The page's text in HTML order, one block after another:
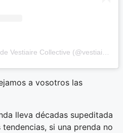
a vosotros las
lleva décadas supeditada
si una prenda no